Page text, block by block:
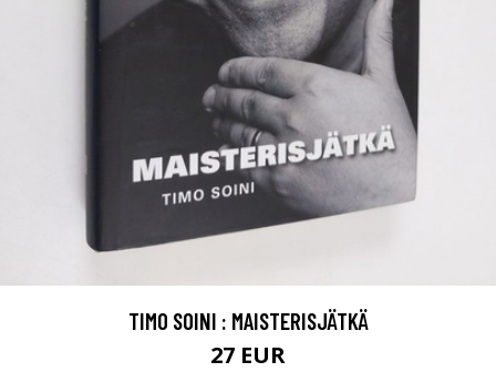
TIMO SOINI : MAISTERISJÄTKÄ
27 EUR